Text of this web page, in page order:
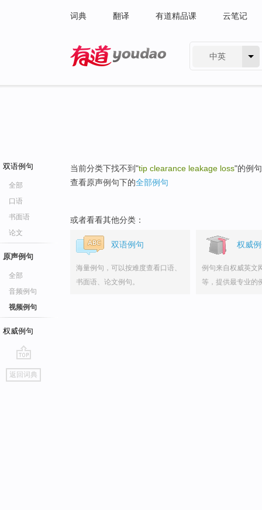
词典 翻译 有道精品课 云笔记
中英
双语例句
全部
口语
书面语
论文
原声例句
全部
音频例句
视频例句
权威例句
go
top
返回词典
当前分类下找不到"tip clearance leakage loss"的例
查看原声例句下的全部例句
或者看看其他分类：
双语例句
海量例句，可以按难度查看口语、
书面语、论文例句。
权威
例句来自权威英文
等，提供最专业的